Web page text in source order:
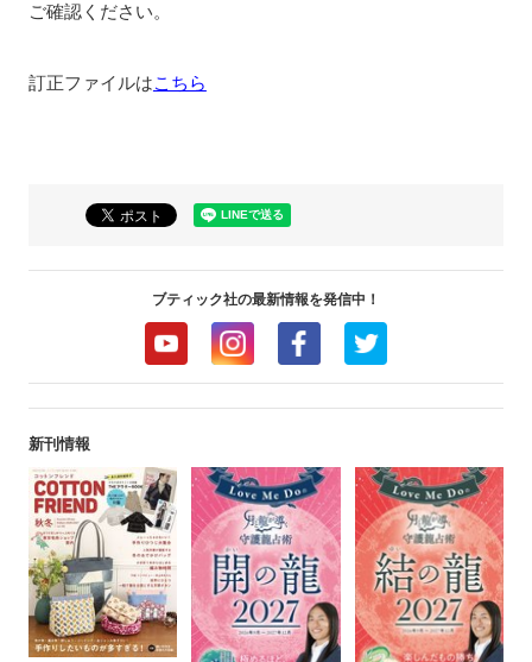
ご確認ください。
訂正ファイルはこちら
ブティック社の最新情報を発信中！
新刊情報